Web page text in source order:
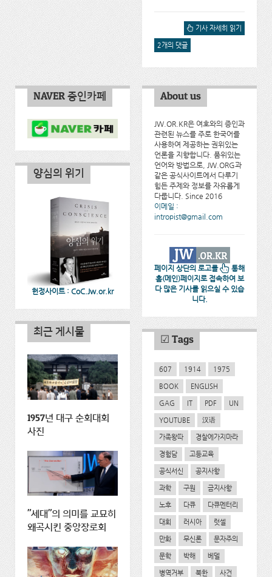
미성년자 성추행범 JW 조정
자 장로는 반성했는가?에 대
해서
기사 자세히 읽기
2개의 댓글
NAVER 증인카페 About us
JW.OR.KR은 여호와의 증인과
관련된 뉴스를 주로 한국어를
사용하여 제공하는 권위있는
언론을 지향합니다. 품위있는
언어와 방법으로, JW.ORG과
같은 공식사이트에서 다루기
힘든 주제와 정보를 자유롭게
다룹니다. Since 2016
이메일 :
intropist@gmail.com
페이지 상단의 로고를
통해
홈(메인)페이지로 접속하여 보
다 많은 기사를 읽으실 수 있습
니다.
양심의 위기
헌정사이트 : CoC.Jw.or.kr
최근 게시물
1957년 대구 순회대회
사진
"세대"의 의미를 교묘히
왜곡시킨 중앙장로회
☑ Tags
607 1914 1975
BOOK ENGLISH
GAG IT PDF UN
YOUTUBE 汉语
가족왕따 경찰에가지마라
경험담 고등교육
공식서신 공지사항
과학 구원 금지사항
노후 다큐 다큐멘터리
대회 러시아 럿셀
만화 무신론 문자주의
문학 박해 베델
병역거부 북한 사건